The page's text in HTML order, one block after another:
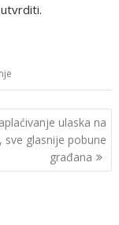
ulaska na
sve glasnije pobune
građana